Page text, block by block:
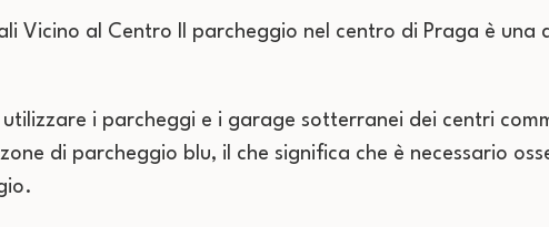
Vicino al Centro Il parcheggio nel centro di Praga è una
utilizzare i parcheggi e i garage sotterranei dei centri
di parcheggio blu, il che significa che è necessario